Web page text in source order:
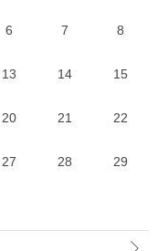
6 7 8
13 14 15
20 21 22
27 28 29